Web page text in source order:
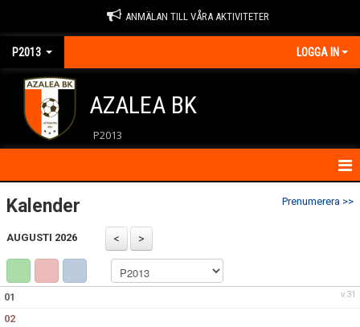
ANMÄLAN TILL VÅRA AKTIVITETER
P2013 LOGGA IN
AZALEA BK
P2013
HEM
KALENDER
MATCHER
Prenumerera >>
Kalender
AUGUSTI 2026
v.31
01
02